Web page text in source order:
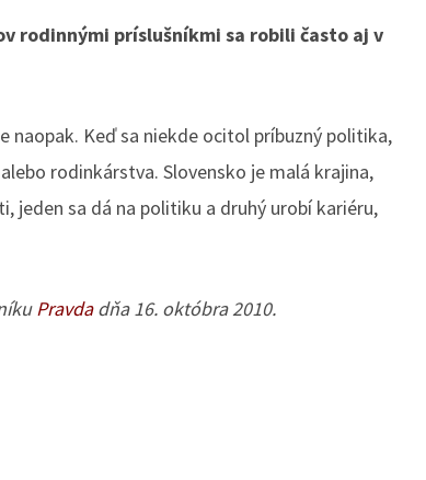
rodinnými príslušníkmi sa robili často aj v
naopak. Keď sa niekde ocitol príbuzný politika,
rodinkárstva. Slovensko je malá krajina,
jeden sa dá na politiku a druhý urobí kariéru,
Pravdadňa 16. októbra 2010.